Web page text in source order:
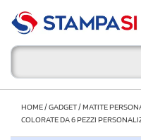
HOME/GADGET/MATITE
COLORATE DA 6 PEZZI